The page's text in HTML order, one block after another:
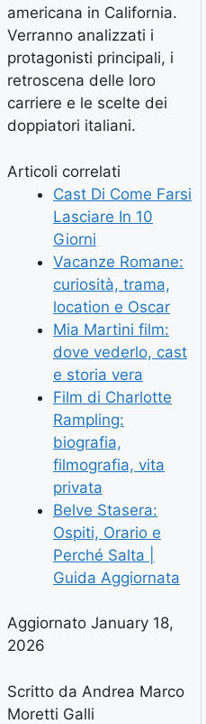
americana in California.
Verranno analizzati i
protagonisti principali, i
retroscena delle loro
carriere e le scelte dei
doppiatori italiani.
Articoli correlati
Cast Di Come Farsi
Lasciare In 10
Giorni
Vacanze Romane:
curiosità, trama,
location e Oscar
Mia Martini film:
dove vederlo, cast
e storia vera
Film di Charlotte
Rampling:
biografia,
filmografia, vita
privata
Belve Stasera:
Ospiti, Orario e
Perché Salta |
Guida Aggiornata
Aggiornato January 18,
2026
Scritto da Andrea Marco
Moretti Galli